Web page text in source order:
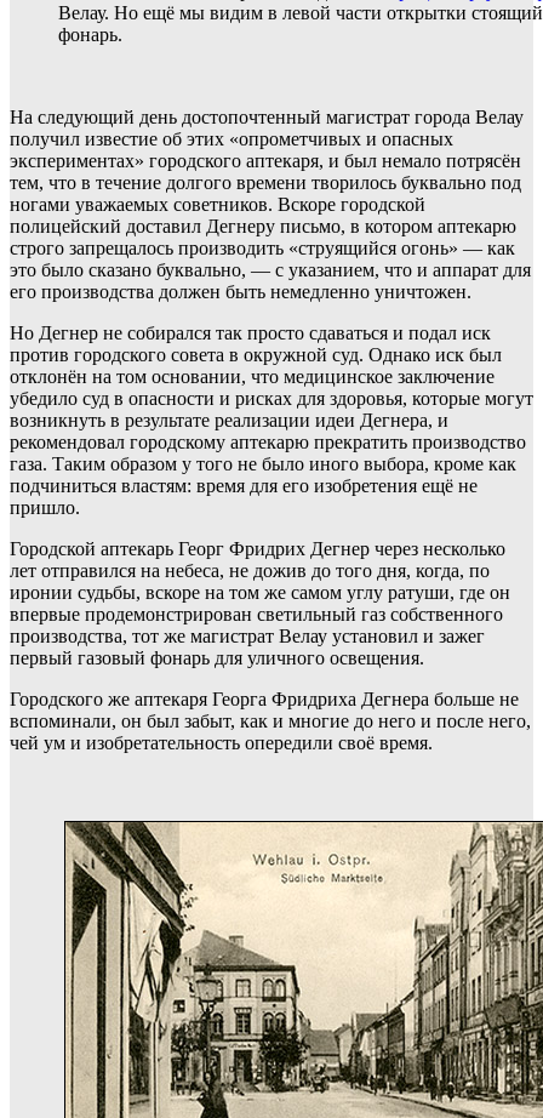
Велау. Но ещё мы видим в левой части открытки стоящий
фонарь.
На следующий день достопочтенный магистрат города Велау
получил известие об этих «опрометчивых и опасных
экспериментах» городского аптекаря, и был немало потрясён
тем, что в течение долгого времени творилось буквально под
ногами уважаемых советников. Вскоре городской
полицейский доставил Дегнеру письмо, в котором аптекарю
строго запрещалось производить «струящийся огонь» — как
это было сказано буквально, — с указанием, что и аппарат для
его производства должен быть немедленно уничтожен.
Но Дегнер не собирался так просто сдаваться и подал иск
против городского совета в окружной суд. Однако иск был
отклонён на том основании, что медицинское заключение
убедило суд в опасности и рисках для здоровья, которые могут
возникнуть в результате реализации идеи Дегнера, и
рекомендовал городскому аптекарю прекратить производство
газа. Таким образом у того не было иного выбора, кроме как
подчиниться властям: время для его изобретения ещё не
пришло.
Городской аптекарь Георг Фридрих Дегнер через несколько
лет отправился на небеса, не дожив до того дня, когда, по
иронии судьбы, вскоре на том же самом углу ратуши, где он
впервые продемонстрирован светильный газ собственного
производства, тот же магистрат Велау установил и зажег
первый газовый фонарь для уличного освещения.
Городского же аптекаря Георга Фридриха Дегнера больше не
вспоминали, он был забыт, как и многие до него и после него,
чей ум и изобретательность опередили своё время.